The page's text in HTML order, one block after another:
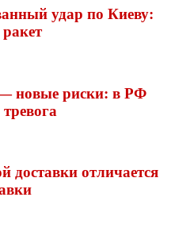
удар по Киеву:
новые риски: в РФ
доставки отличается